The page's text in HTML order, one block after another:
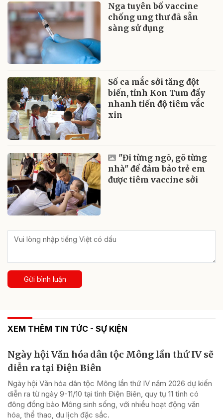
Nga tuyên bố vaccine
chống ung thư đã sẵn
sàng sử dụng
Số ca mắc sởi tăng đột
biến, tỉnh Kon Tum đẩy
nhanh tiến độ tiêm vắc
xin
"Đi từng ngõ, gõ từng
nhà" để đảm bảo trẻ em
được tiêm vaccine sởi
Gửi bình luận
XEM THÊM TIN TỨC - SỰ KIỆN
Ngày hội Văn hóa dân tộc Mông lần thứ IV sẽ
diễn ra tại Điện Biên
Ngày hội Văn hóa dân tộc Mông lần thứ IV năm 2026 dự kiến
diễn ra từ ngày 9-11/10 tại tỉnh Điện Biên, quy tụ 11 tỉnh có
đông đồng bào Mông sinh sống, với nhiều hoạt động văn
hóa, thể thao, du lịch đặc sắc.